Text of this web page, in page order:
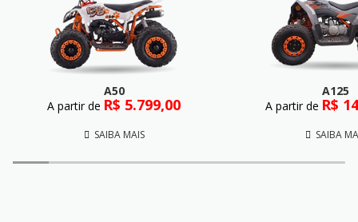
A50
A partir de R$ 5.799,00
SAIBA MAIS
A125
A partir de R$
SAIBA